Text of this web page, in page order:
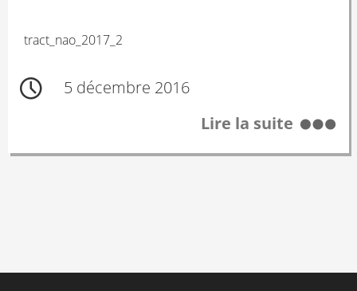
tract_nao_2017_2
5 décembre 2016
Lire la suite